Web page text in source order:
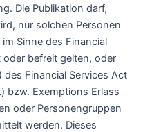
Die Publikation darf,
nur solchen Personen
Sinne des Financial
befreit gelten, oder
Financial Services Act
bzw. Exemptions Erlass
oder Personengruppen
werden. Dieses